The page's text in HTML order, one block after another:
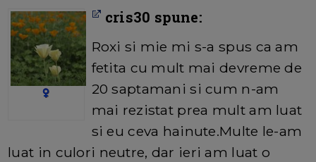
cris30 spune:
Roxi si mie mi s-a spus ca am
fetita cu mult mai devreme de
20 saptamani si cum n-am
mai rezistat prea mult am luat
si eu ceva hainute.Multe le-am
luat in culori neutre, dar ieri am luat o